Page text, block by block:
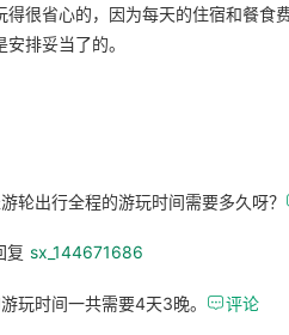
得很省心的，因为每天的住宿和餐食
排妥当了的。
轮出行全程的游玩时间需要多久呀？
复 sx_144671686
玩时间一共需要4天3晚。 评论